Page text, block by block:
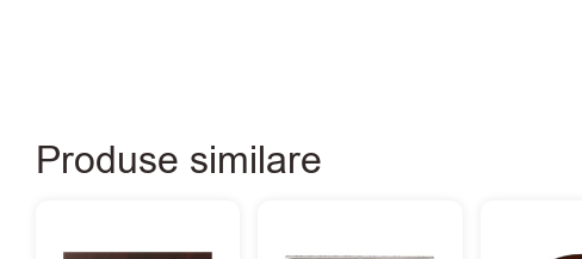
Produse similare